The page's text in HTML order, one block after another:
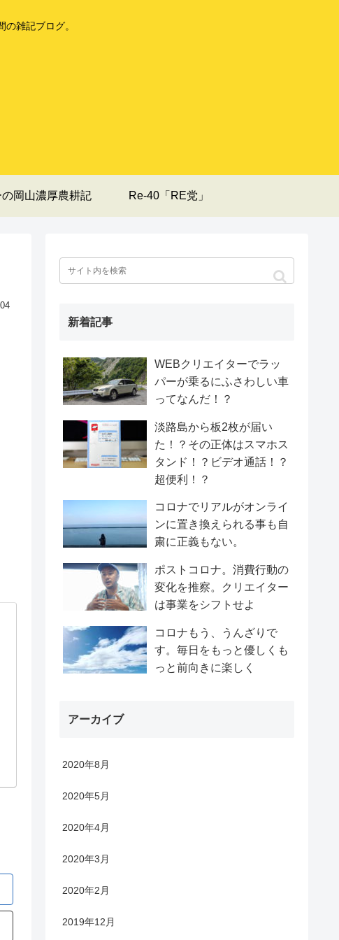
雑記ブログ。
岡山濃厚農耕記 Re-40「RE党」
新着記事
WEBクリエイターでラッ
パーが乗るにふさわしい車
ってなんだ！？
淡路島から板2枚が届い
た！？その正体はスマホス
タンド！？ビデオ通話！？
超便利！？
コロナでリアルがオンライ
ンに置き換えられる事も自
粛に正義もない。
ポストコロナ。消費行動の
変化を推察。クリエイター
は事業をシフトせよ
コロナもう、うんざりで
す。毎日をもっと優しくも
っと前向きに楽しく
アーカイブ
2020年8月
2020年5月
2020年4月
2020年3月
2020年2月
2019年12月